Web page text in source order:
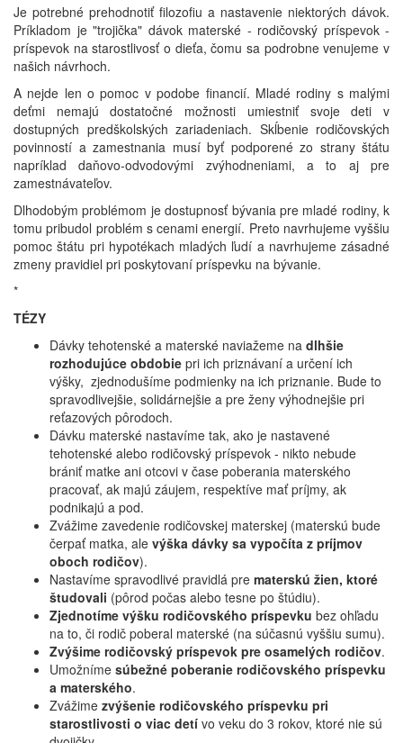
Je potrebné prehodnotiť filozofiu a nastavenie niektorých dávok.
Príkladom je "trojička" dávok materské - rodičovský príspevok -
príspevok na starostlivosť o dieťa, čomu sa podrobne venujeme v
našich návrhoch.
A nejde len o pomoc v podobe financií. Mladé rodiny s malými
deťmi nemajú dostatočné možnosti umiestniť svoje deti v
dostupných predškolských zariadeniach. Skĺbenie rodičovských
povinností a zamestnania musí byť podporené zo strany štátu
napríklad daňovo-odvodovými zvýhodneniami, a to aj pre
zamestnávateľov.
Dlhodobým problémom je dostupnosť bývania pre mladé rodiny, k
tomu pribudol problém s cenami energií. Preto navrhujeme vyššiu
pomoc štátu pri hypotékach mladých ľudí a navrhujeme zásadné
zmeny pravidiel pri poskytovaní príspevku na bývanie.
*
TÉZY
Dávky tehotenské a materské naviažeme na dlhšie
rozhodujúce obdobie pri ich priznávaní a určení ich
výšky, zjednodušíme podmienky na ich priznanie. Bude to
spravodlivejšie, solidárnejšie a pre ženy výhodnejšie pri
reťazových pôrodoch.
Dávku materské nastavíme tak, ako je nastavené
tehotenské alebo rodičovský príspevok - nikto nebude
brániť matke ani otcovi v čase poberania materského
pracovať, ak majú záujem, respektíve mať príjmy, ak
podnikajú a pod.
Zvážime zavedenie rodičovskej materskej (materskú bude
čerpať matka, ale výška dávky sa vypočíta z príjmov
oboch rodičov).
Nastavíme spravodlivé pravidlá pre materskú žien, ktoré
študovali (pôrod počas alebo tesne po štúdiu).
Zjednotíme výšku rodičovského príspevku bez ohľadu
na to, či rodič poberal materské (na súčasnú vyššiu sumu).
Zvýšime rodičovský príspevok pre osamelých rodičov.
Umožníme súbežné poberanie rodičovského príspevku
a materského.
Zvážime zvýšenie rodičovského príspevku pri
starostlivosti o viac detí vo veku do 3 rokov, ktoré nie sú